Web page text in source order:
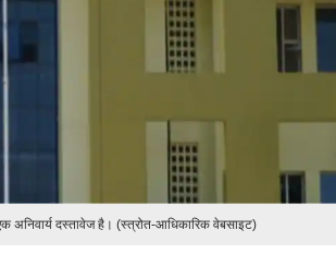
अनिवार्य दस्तावेज है। (स्त्रोत-आधिकारिक वेबसाइट)